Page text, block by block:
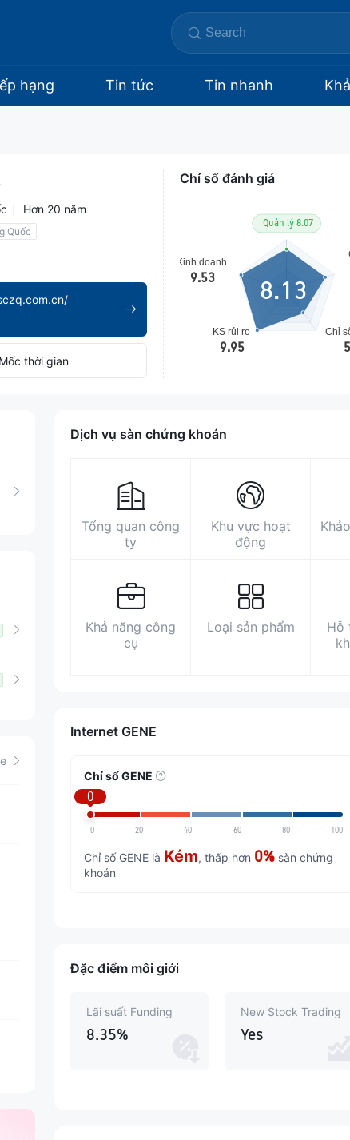
hạng Tin tức Tin nhanh
Hơn 20 năm
Quốc
Mốc thời gian
Chỉ số đánh giá
8.13
Dịch vụ sàn chứng khoán
Tổng quan công
ty
Khu vực hoạt
động
Khả năng công
cụ
Loại sản phẩm
Hỗ
Internet GENE
Chỉ số GENE
0
0 20 40 60 80 100
Chỉ số GENE là Kém, thấp hơn 0% sàn chứng
khoán
Đặc điểm môi giới
Lãi suất Funding
8.35%
New Stock Trading
Yes